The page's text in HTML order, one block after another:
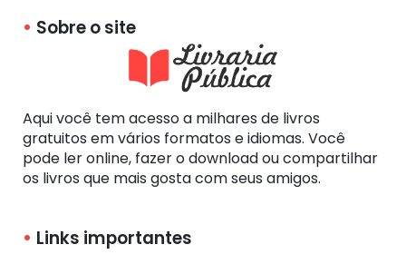
Sobre o site
Aqui você tem acesso a milhares de livros
gratuitos em vários formatos e idiomas. Você
pode ler online, fazer o download ou compartilhar
os livros que mais gosta com seus amigos.
Links importantes